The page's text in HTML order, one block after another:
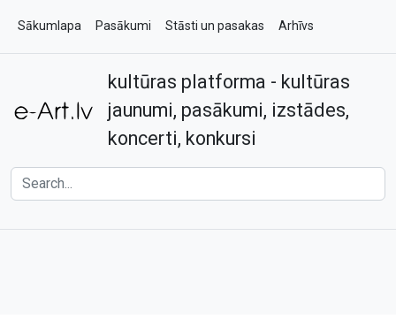
Sākumlapa Pasākumi Stāsti un pasakas Arhīvs
Kontakti
kultūras platforma - kultūras
jaunumi, pasākumi, izstādes,
koncerti, konkursi